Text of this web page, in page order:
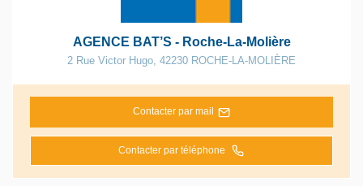
AGENCE BAT’S - Roche-La-Molière
2 Rue Victor Hugo, 42230 ROCHE-LA-MOLIÈRE
Contacter par mail
Contacter par téléphone